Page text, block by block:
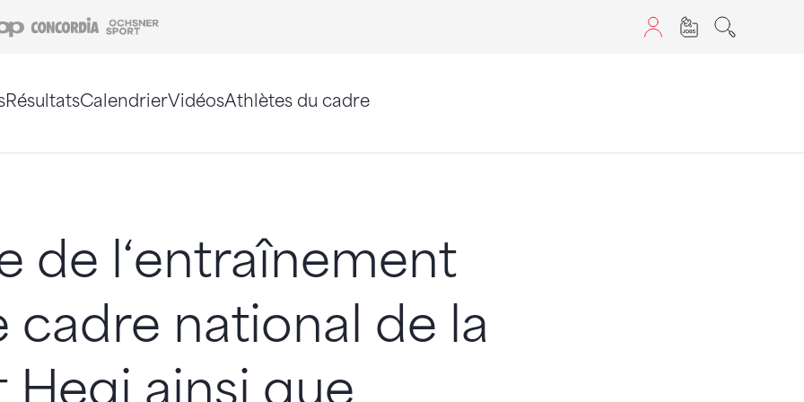
Coop Concordia
RésultatsCalendrierVidéosAthlètes du cadre
de l‘entraînement
cadre national de la
Hegi ainsi que